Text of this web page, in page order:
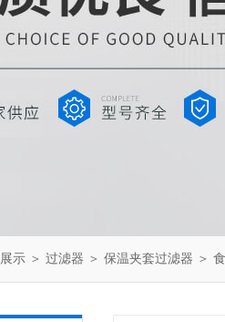
示 ＞ 过滤器 ＞ 保温夹套过滤器 ＞